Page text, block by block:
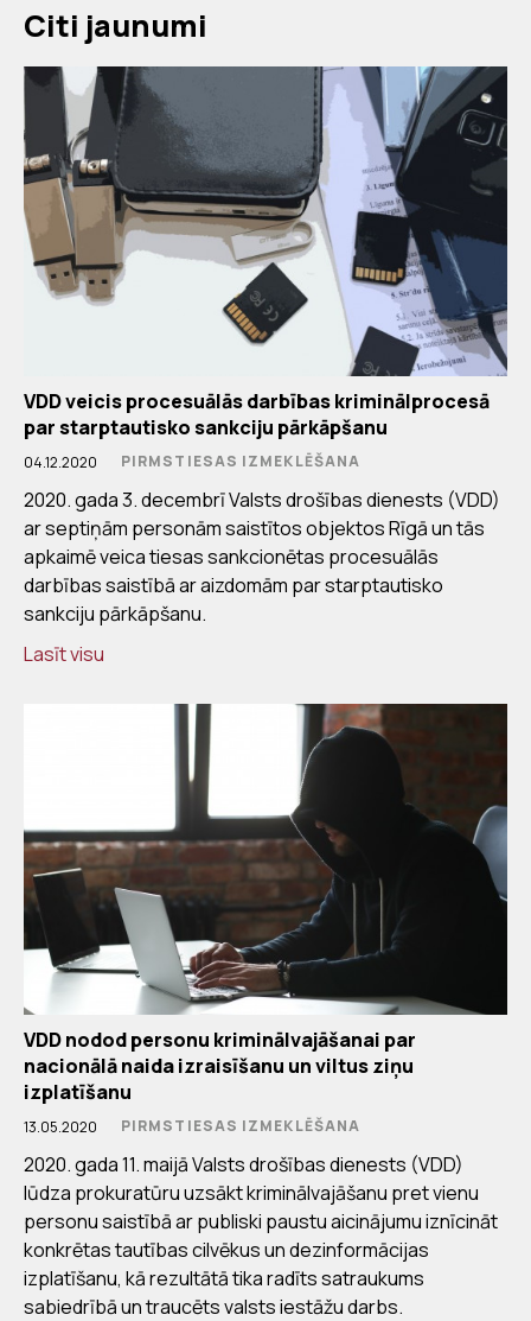
Citi jaunumi
VDD veicis procesuālās darbības kriminālprocesā
par starptautisko sankciju pārkāpšanu
04.12.2020 PIRMSTIESAS IZMEKLĒŠANA
2020. gada 3. decembrī Valsts drošības dienests (VDD)
ar septiņām personām saistītos objektos Rīgā un tās
apkaimē veica tiesas sankcionētas procesuālās
darbības saistībā ar aizdomām par starptautisko
sankciju pārkāpšanu.
Lasīt visu
VDD nodod personu kriminālvajāšanai par
nacionālā naida izraisīšanu un viltus ziņu
izplatīšanu
13.05.2020 PIRMSTIESAS IZMEKLĒŠANA
2020. gada 11. maijā Valsts drošības dienests (VDD)
lūdza prokuratūru uzsākt kriminālvajāšanu pret vienu
personu saistībā ar publiski paustu aicinājumu iznīcināt
konkrētas tautības cilvēkus un dezinformācijas
izplatīšanu, kā rezultātā tika radīts satraukums
sabiedrībā un traucēts valsts iestāžu darbs.